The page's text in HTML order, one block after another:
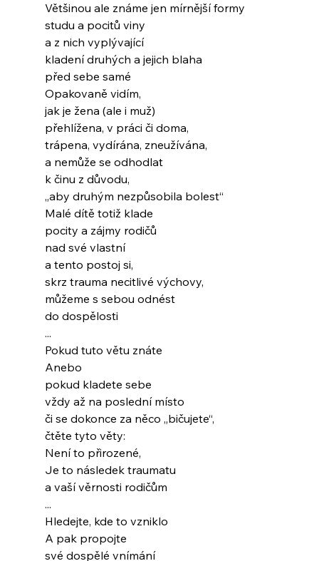
Většinou ale známe jen mírnější formy
studu a pocitů viny
a z nich vyplývající
kladení druhých a jejich blaha
před sebe samé
Opakovaně vidím,
jak je žena (ale i muž)
přehlížena, v práci či doma,
trápena, vydírána, zneužívána,
a nemůže se odhodlat
k činu z důvodu,
„aby druhým nezpůsobila bolest“
Malé dítě totiž klade
pocity a zájmy rodičů
nad své vlastní
a tento postoj si,
skrz trauma necitlivé výchovy,
můžeme s sebou odnést
do dospělosti
...
Pokud tuto větu znáte
Anebo
pokud kladete sebe
vždy až na poslední místo
či se dokonce za něco „bičujete“,
čtěte tyto věty:
Není to přirozené,
Je to následek traumatu
a vaší věrnosti rodičům
...
Hledejte, kde to vzniklo
A pak propojte
své dospělé vnímání